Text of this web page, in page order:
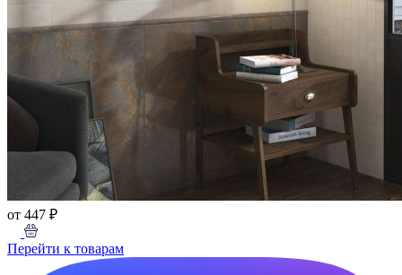
от 447 ₽
Перейти к товарам